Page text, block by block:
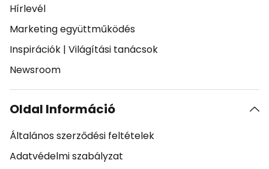
Hírlevél
Marketing együttműködés
Inspirációk | Világítási tanácsok
Newsroom
Oldal Információ
Általános szerződési feltételek
Adatvédelmi szabályzat